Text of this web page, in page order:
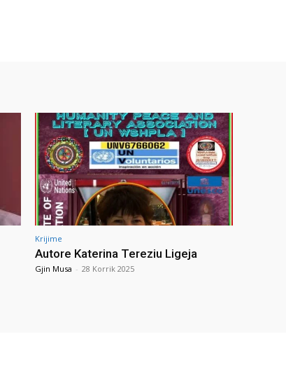
Krijime
Autore Katerina Tereziu Ligeja
Gjin Musa - 28 Korrik 2025